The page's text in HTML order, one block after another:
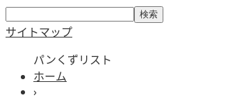
サイトマップ
パンくずリスト
ホーム
›